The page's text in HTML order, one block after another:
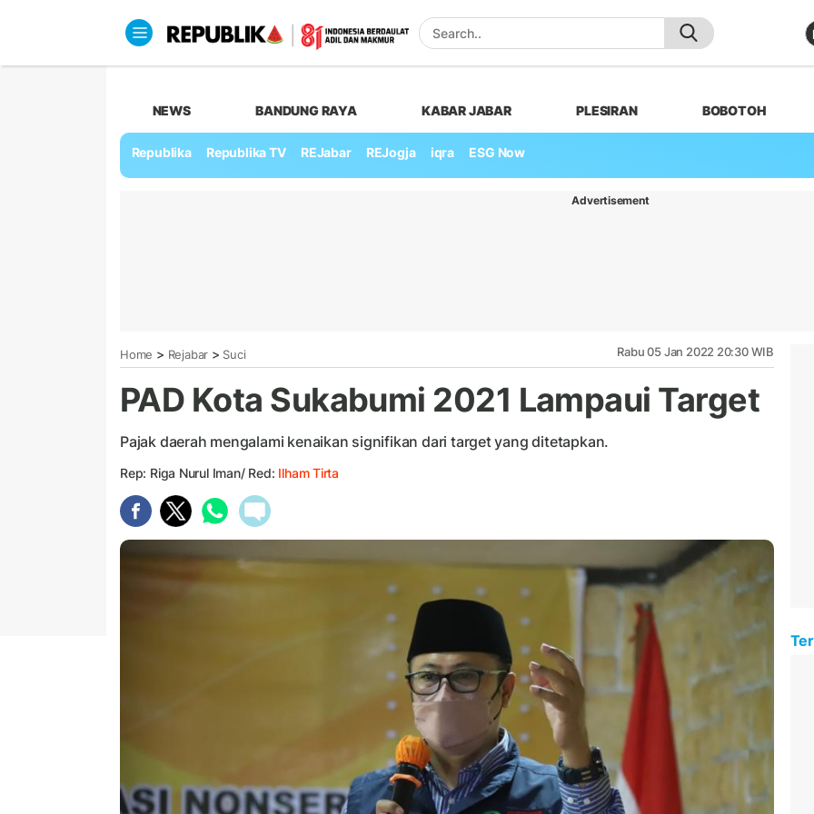
NEWS BANDUNG RAYA KABAR JABAR PLESIRAN BOBOTOH
Republika Republika TV REJabar REJogja iqra ESG Now
Advertisement
Home > Rejabar > Suci Rabu 05 Jan 2022 20:30 WIB
PAD Kota Sukabumi 2021 Lampaui Target
Pajak daerah mengalami kenaikan signifikan dari target yang ditetapkan.
Rep: Riga Nurul Iman/ Red: Ilham Tirta